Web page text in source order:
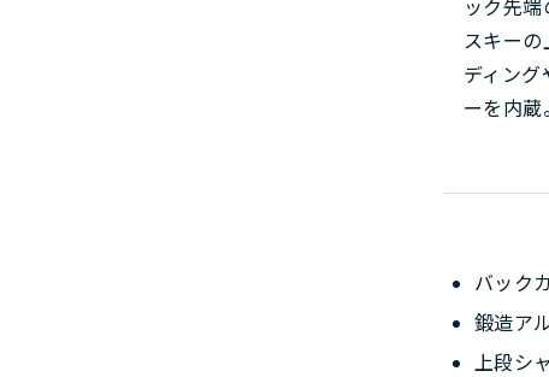
ック先
スキー
ディン
ーを内蔵
バック
鍛造ア
上段シ